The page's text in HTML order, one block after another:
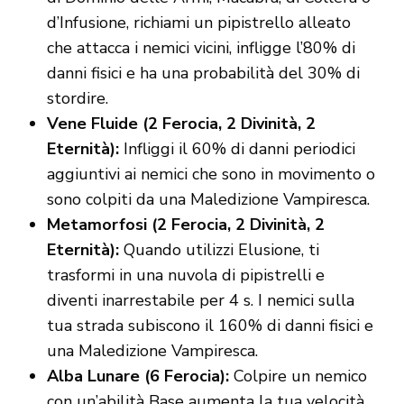
d’Infusione, richiami un pipistrello alleato
che attacca i nemici vicini, infligge l’80% di
danni fisici e ha una probabilità del 30% di
stordire.
Vene Fluide (2 Ferocia, 2 Divinità, 2
Eternità):Infliggi il 60% di danni periodici
aggiuntivi ai nemici che sono in movimento o
sono colpiti da una Maledizione Vampiresca.
Metamorfosi (2 Ferocia, 2 Divinità, 2
Eternità):Quando utilizzi Elusione, ti
trasformi in una nuvola di pipistrelli e
diventi inarrestabile per 4 s. I nemici sulla
tua strada subiscono il 160% di danni fisici e
una Maledizione Vampiresca.
Alba Lunare (6 Ferocia):Colpire un nemico